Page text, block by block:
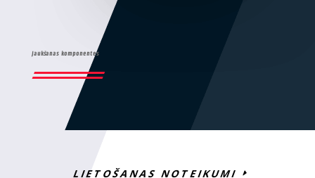
Jaukšanas komponentes
LIETOŠANAS NOTEIKUMI